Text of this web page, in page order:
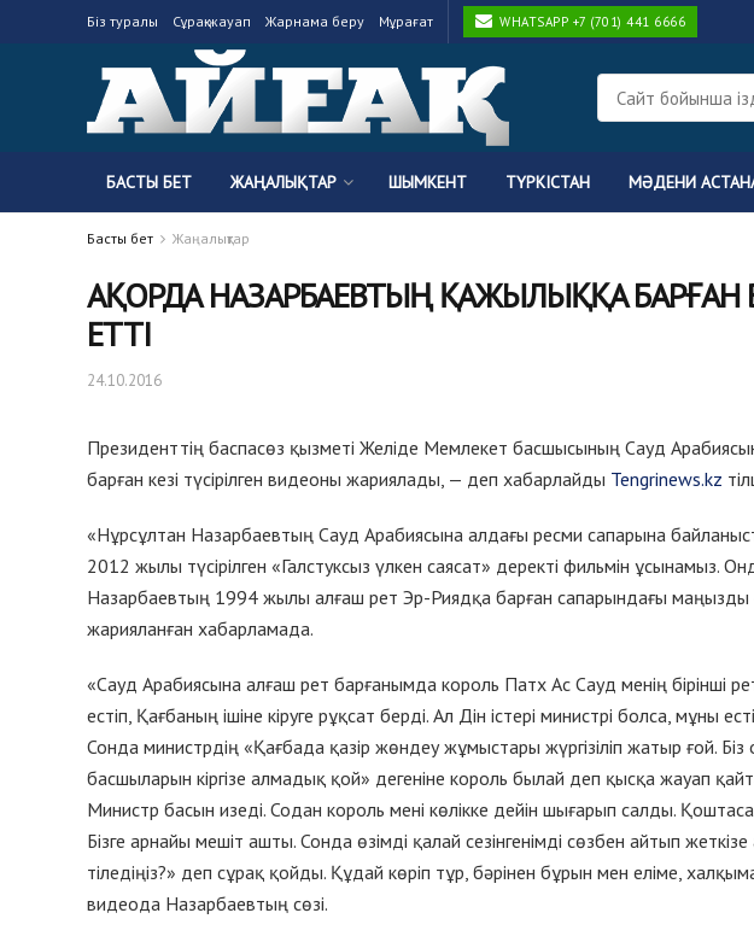
Біз туралы Сұрақ-жауап Жарнама беру Мұрағат WHATSAPP +7 (701) 441 6666
БАСТЫ БЕТ ЖАҢАЛЫҚТАР ШЫМКЕНТ ТҮРКІСТАН МӘДЕНИ
Басты бет Жаңалықтар
АҚОРДА НАЗАРБАЕВТЫҢ ҚАЖЫЛЫҚҚА
ЕТТІ
24.10.2016
Президенттің баспасөз қызметі Желіде Мемлекет басшысының Сауд
барған кезі түсірілген видеоны жариялады, — деп хабарлайды Tengrinews.kz
«Нұрсұлтан Назарбаевтың Сауд Арабиясына алдағы ресми сапарына
2012 жылы түсірілген «Галстуксыз үлкен саясат» деректі фильмін ұсынамыз.
Назарбаевтың 1994 жылы алғаш рет Эр-Риядқа барған сапарындағы маңызды
жарияланған хабарламада.
«Сауд Арабиясына алғаш рет барғанымда король Патх Ас Сауд менің бірінші
естіп, Қағбаның ішіне кіруге рұқсат берді. Ал Дін істері министрі болса, мұны
Сонда министрдің «Қағбада қазір жөндеу жұмыстары жүргізіліп жатыр ғой. Біз
басшыларын кіргізе алмадық қой» дегеніне король былай деп қысқа жауап
Министр басын изеді. Содан король мені көлікке дейін шығарып салды.
Бізге арнайы мешіт ашты. Сонда өзімді қалай сезінгенімді сөзбен айтып
тіледіңіз?» деп сұрақ қойды. Құдай көріп тұр, бәрінен бұрын мен еліме, халқыма
видеода Назарбаевтың сөзі.